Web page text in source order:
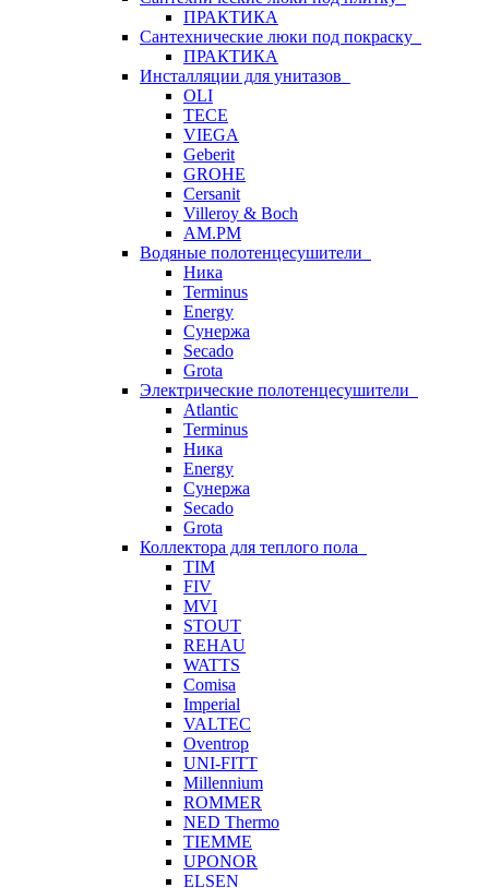
ПРАКТИКА
Сантехнические люки под покраску
ПРАКТИКА
Инсталляции для унитазов
OLI
TECE
VIEGA
Geberit
GROHE
Cersanit
Villeroy & Boch
AM.PM
Водяные полотенцесушители
Ника
Terminus
Energy
Сунержа
Secado
Grota
Электрические полотенцесушители
Atlantic
Terminus
Ника
Energy
Сунержа
Secado
Grota
Коллектора для теплого пола
TIM
FIV
MVI
STOUT
REHAU
WATTS
Comisa
Imperial
VALTEC
Oventrop
UNI-FITT
Millennium
ROMMER
NED Thermo
TIEMME
UPONOR
ELSEN